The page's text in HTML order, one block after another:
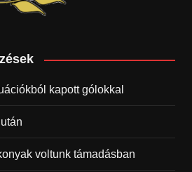
kapott gólokkal
voltunk támadásban